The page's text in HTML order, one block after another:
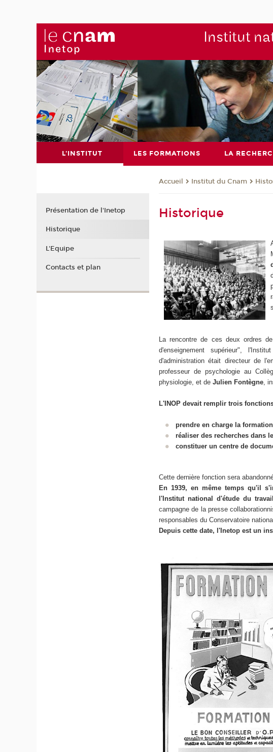
Institut
L'INSTITUT LES FORMATIONS LA
Accueil Institut du Cnam
Historique
La rencontre de ces deux ordres
d'enseignement supérieur",
d'administration était directeur de
professeur de psychologie au
physiologie, et deJulien Fontègne ,
L'INOP devait remplir trois
prendre en charge la
réaliser des recherches dans
constituer un centre de
Cette dernière fonction sera
En 1939, en même temps qu'il
l'Institut national d'étude du
campagne de la presse
responsables du Conservatoire
Depuis cette date, l'Inetop est un
Présentation de l'Inetop
Historique
L'Equipe
Contacts et plan